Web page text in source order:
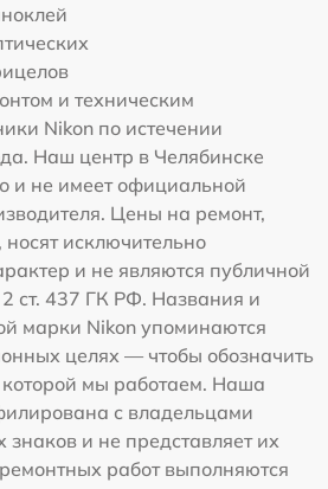
и техническим
Nikon по истечении
Наш центр в Челябинске
и не имеет официальной
Цены на ремонт,
исключительно
и не являются публичной
ст. 437 ГК РФ. Названия и
марки Nikon упоминаются
целях — чтобы обозначить
которой мы работаем. Наша
с владельцами
и не представляет их
работ выполняются